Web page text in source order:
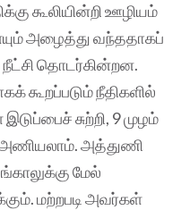
கூலியின்றி ஊழியம்
அழைத்து வந்ததாகப்
தொடர்கின்றன.
கூறப்படும் நீதிகளில்
சுற்றி, 9 முழம்
அத்துணி
மேல்
மற்றபடி அவர்கள்